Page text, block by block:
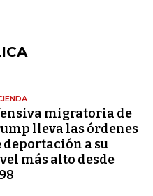
migratoria de
lleva las órdenes
deportación a su
más alto desde